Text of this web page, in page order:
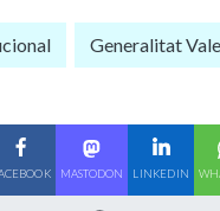
Generalitat
MASTODON LINKEDIN